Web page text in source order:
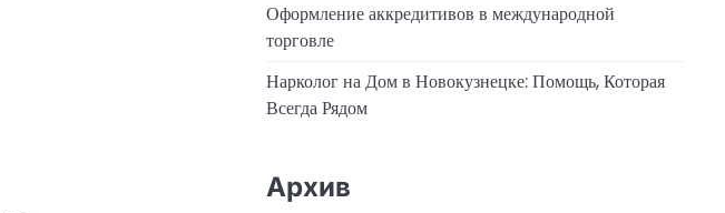
Оформление аккредитивов в международной
торговле
Нарколог на Дом в Новокузнецке: Помощь, Которая
Всегда Рядом
Архив